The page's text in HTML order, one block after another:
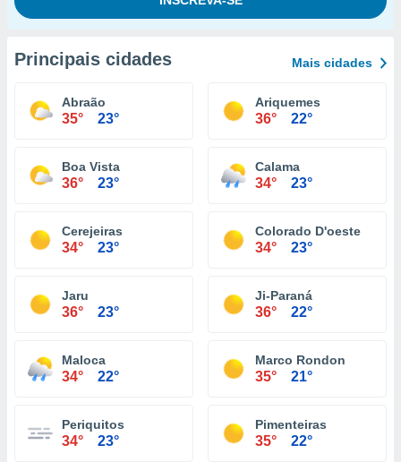
Principais cidades Mais cidades
Abraão
35° 23°
Ariquemes
36° 22°
Boa Vista
36° 23°
Calama
34° 23°
Cerejeiras
34° 23°
Colorado D'oeste
34° 23°
Jaru
36° 23°
Ji-Paraná
36° 22°
Maloca
34° 22°
Marco Rondon
35° 21°
Periquitos
34° 23°
Pimenteiras
35° 22°